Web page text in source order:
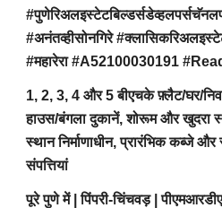
#अनंतव्हीसोनगिरे
#महारेरा #A52100030191
1, 2, 3, 4 और 5 बीएचके फ़्लैट/घर/
हाउस/बंगला दुकानें, शोरूम और खुदरा
स्थान निर्माणाधीन, प्रारंभिक कब्जे
संपत्तियां
पूरे पुणे में | पिंपरी-चिंचवड़ |